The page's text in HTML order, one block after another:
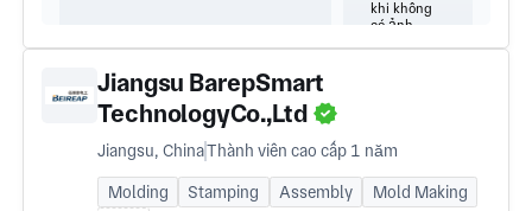
Jiangsu BarepSmart
TechnologyCo.,Ltd
Jiangsu, ChinaThành viên cao cấp 1 năm
Molding Stamping Assembly
Mold Making